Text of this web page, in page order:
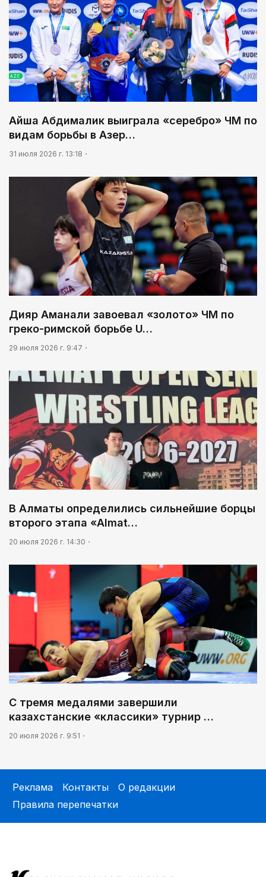
05:00
Легендарная велогонка
01:10
Каждый дом как хороший знакомый
03:30
Человекоцентричность в действии
03:04
Мой Абай
Айша Абдималик выиграла «серебро» ЧМ по
видам борьбы в Азер…
31 июля 2026 г. 13:18
Дияр Аманали завоевал «золото» ЧМ по
греко-римской борьбе U…
29 июля 2026 г. 9:47
В Алматы определились сильнейшие борцы
второго этапа «Almat…
20 июля 2026 г. 14:30
С тремя медалями завершили
казахстанские «классики» турнир …
20 июля 2026 г. 9:51
Реклама Контакты
О редакции
Правила перепечатки